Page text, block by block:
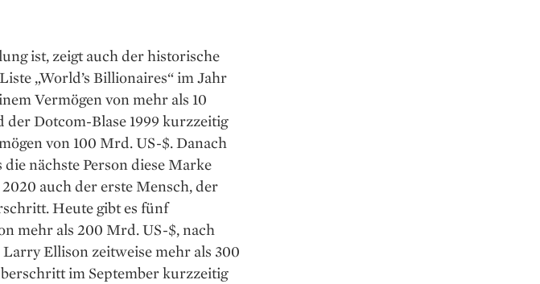
ist, zeigt auch der historische
„World’s Billionaires“ im Jahr
Vermögen von mehr als 10
Dotcom-Blase 1999 kurzzeitig
von 100 Mrd. US-$. Danach
die nächste Person diese Marke
auch der erste Mensch, der
Heute gibt es fünf
mehr als 200 Mrd. US-$, nach
Ellison zeitweise mehr als 300
im September kurzzeitig